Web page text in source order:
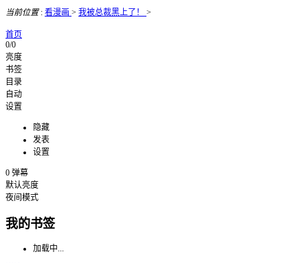
当前位置: 看漫画 > 我被总裁黑上了！ >
首页
0/0
亮度
书签
目录
自动
设置
隐藏
发表
设置
0 弹幕
默认亮度
夜间模式
我的书签
加载中...